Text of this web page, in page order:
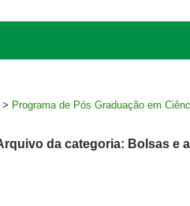
> Programa de Pós Graduação em
da categoria: Bolsas e